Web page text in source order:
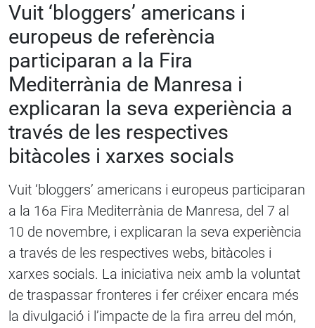
Vuit ‘bloggers’ americans i
europeus de referència
participaran a la Fira
Mediterrània de Manresa i
explicaran la seva experiència a
través de les respectives
bitàcoles i xarxes socials
Vuit ‘bloggers’ americans i europeus participaran
a la 16a Fira Mediterrània de Manresa, del 7 al
10 de novembre, i explicaran la seva experiència
a través de les respectives webs, bitàcoles i
xarxes socials. La iniciativa neix amb la voluntat
de traspassar fronteres i fer créixer encara més
la divulgació i l’impacte de la fira arreu del món,